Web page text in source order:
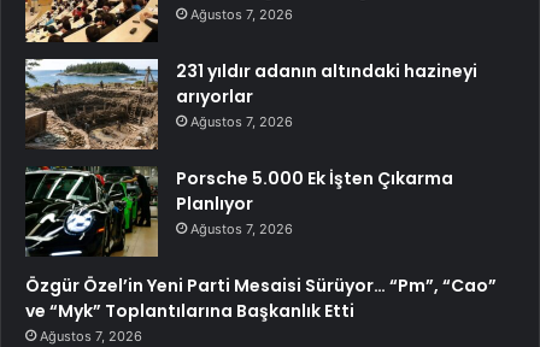
Ağustos 7, 2026
231 yıldır adanın altındaki hazineyi
arıyorlar
Ağustos 7, 2026
Porsche 5.000 Ek İşten Çıkarma
Planlıyor
Ağustos 7, 2026
Özgür Özel’in Yeni Parti Mesaisi Sürüyor… “Pm”, “Cao”
ve “Myk” Toplantılarına Başkanlık Etti
Ağustos 7, 2026